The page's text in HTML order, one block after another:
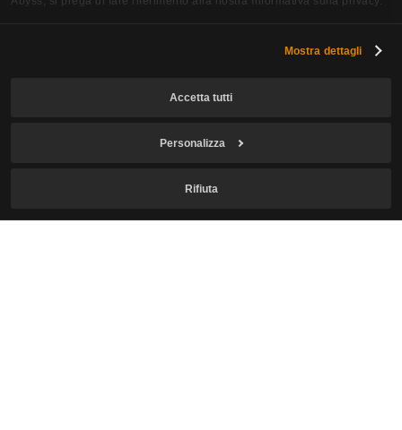
Mostra dettagli
Accetta tutti
Personalizza
Rifiuta